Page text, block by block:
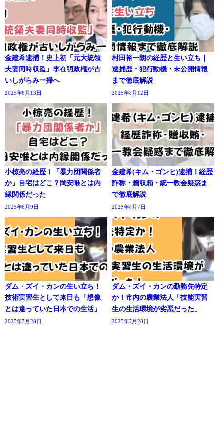
金建希逮捕！史上初「元大統領
夫妻同時収監」李在明政権が古
いしがらみ一掃へ
2025年8月13日
村田裕一朗の経歴と生い立ち｜
逮捕歴・犯行動機・未公開情報
まで徹底解説
2025年8月12日
小椋亮の経歴！「暴力団関係者
か」自宅はどこ？岡安唯とは内
縁関係だった
2025年8月9日
金建希(キム・ゴンヒ)逮捕！経歴
詐称・贈収賄・統一教会疑惑ま
で徹底解説
2025年8月7日
ダム・ズイ・カンの生い立ち！
技術実習生として来日も「想像
とは違っていた日本での生活」
2025年7月28日
ダム・ズイ・カンの勤務先特定
か！市内の農業法人「技能実習
生の生活環境が劣悪だった」
2025年7月28日